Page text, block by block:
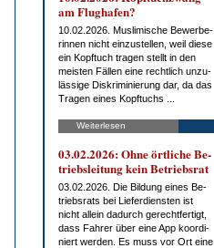
am Flug­ha­fen?
10.02.2026. Mus­li­mi­sche Be­wer­be­
rin­nen nicht ein­zu­stel­len, weil die­se
ein Kopf­tuch tra­gen stellt in den
meis­ten Fäl­len ei­ne recht­lich un­zu­
läs­si­ge Dis­kri­mi­nie­rung dar, da das
Tra­gen ei­nes Kopf­tuchs ...
Weiterlesen
03.02.2026: Oh­ne ört­li­che Be­
triebs­lei­tung kein Be­triebs­rat
03.02.2026. Die Bil­dung ei­nes Be­
triebs­rats bei Lie­fer­diens­ten ist
nicht al­lein da­durch ge­recht­fer­tigt,
dass Fah­rer über ei­ne App ko­or­di­
niert wer­den. Es muss vor Ort ei­ne